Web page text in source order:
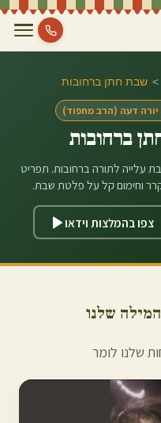
> שבת חתן ברחובות
יורה דעה (הרב מחפוד)
ברחובות
עלייה לתורה ברחובות. תפריט
וחימום קל על פלטת שבת.
צפו בהמלצות וידאו
שלנו
שלנו לומר